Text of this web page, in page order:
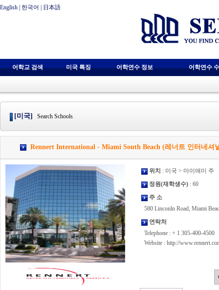
English 한국어 日本語
어학교 검색 미국 특징 어학연수 정보 어학연수
[미국] Search Schools
Rennert International - Miami South Beach (레너트 인터네셔
위치 : 미국 > 마이애미 주
정원(재학생수) : 60
주 소
580 Linconln Road, Miami
연락처
Telephone : + 1 305-400-4500
Website : http://